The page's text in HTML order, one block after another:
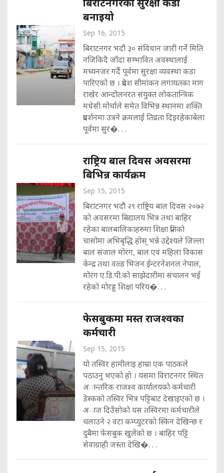
बनाइयो
Sep 16, 2015
बिराटनगर भदौ ३० संविधान जारी गर्ने मिति
नजिकिदै जाँदा सम्भावित अवस्थालाई
मध्यनजर गर्दै पूर्वमा सुरक्षा व्यवस्था कडा
पारिएको छ । प्रदेश सीमांकन लगायतका माग
राखेर आन्दोलनरत संयुक्त लोकतान्त्रिक
मधेसी मोर्चाले समेत विभिन्न स्थानमा शक्ति
प्रदर्शनमा उत्रने क्रमलाई तिव्रता दिइरहेकाबेला
पूर्वमा सुर�. . .
राष्ट्रिय बाल दिवस अवसरमा
बिभिन्न कार्यक्रम
Sep 15, 2015
बिराटनगर भदौ २९ राष्ट्रिय बाल दिवस २०७२
को अवसरमा बिद्यालय भित्र तथा बाहिर
रहेका बालबालिकाहरुमा शिक्षा प्रतिको
चासोमा अभिबृद्धि होस् भन्ने उद्देश्यले जिल्ला
बाल संजाल मोरंग, बाल एवं महिला विकास
केन्द्र तथा वल्र्ड भिजन ईन्टरनेशनल नेपाल,
मोरंग ए.डि.पी.को साझेदारीमा संचालन भई
रहेको मोरड्ड शिक्षा परिय�. . .
फेसबुकमा मस्त राजश्वका
कर्मचारी
Sep 15, 2015
याे तस्विर हामीलाइ हाम्रा एक पाठकले
पठाउनु भएकाे हाे । यसमा विराटनगर स्थित
अान्तरिक राजश्व कार्यालयकाे कर्मचारी
डेस्ककाे तस्विर भित्र पट्टिबाट देखाइएकाे छ ।
अाज दिउँसाेकाे यस तस्विरमा कर्मचारीले
चलाउने २ वटा कम्प्युटरकाे स्किन देखिन्छ र
दुबैमा फेसबुक खुलेकाे छ । बाहिर पट्टि
सेवाग्राही जस्ता देखि�. . .